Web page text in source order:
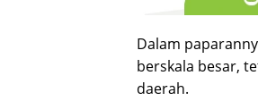
Dalam
berskala besar,
daerah.